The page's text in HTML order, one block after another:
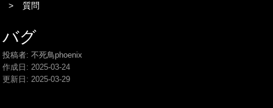
質問
バグ
投稿者: 不死鳥phoenix
作成日: 2025-03-24
更新日: 2025-03-29